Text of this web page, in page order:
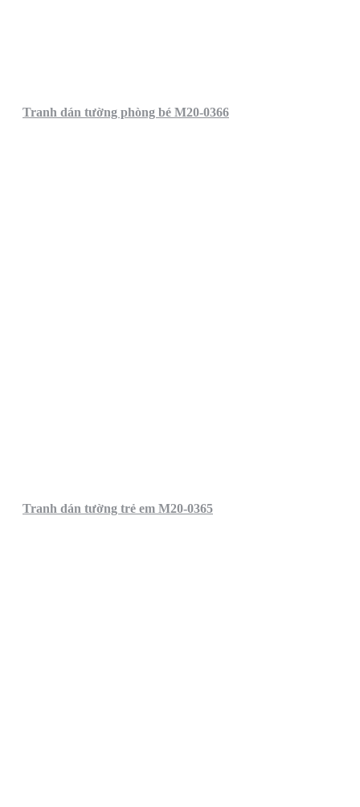
Tranh dán tường phòng bé M20-0366
Tranh dán tường trẻ em M20-0365